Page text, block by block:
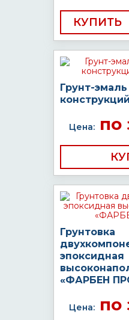
КУПИТЬ
Грунт-
Цена:по
Грунтовка
эпоксидная
«ФАРБЕН
Цена:по